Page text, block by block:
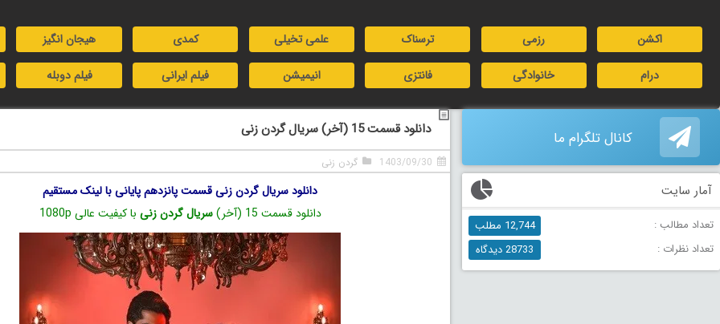
اکشن رزمی ترسناک علمی تخیلی کمدی هیجان انگیز
درام خانوادگی فانتزی انیمیشن فیلم ایرانی فیلم دوبله
دانلود قسمت 15 (آخر) سریال گردن زنی
1403/09/30 گردن زنی
دانلود سریال گردن زنی قسمت پانزدهم پایانی با لینک مستقیم
دانلود قسمت 15 (آخر)
سریال گردن زنی با کیفیت عالی 1080p
کانال تلگرام ما
آمار سایت
تعداد مطالب :
12,744 مطلب
تعداد نظرات :
28733 دیدگاه